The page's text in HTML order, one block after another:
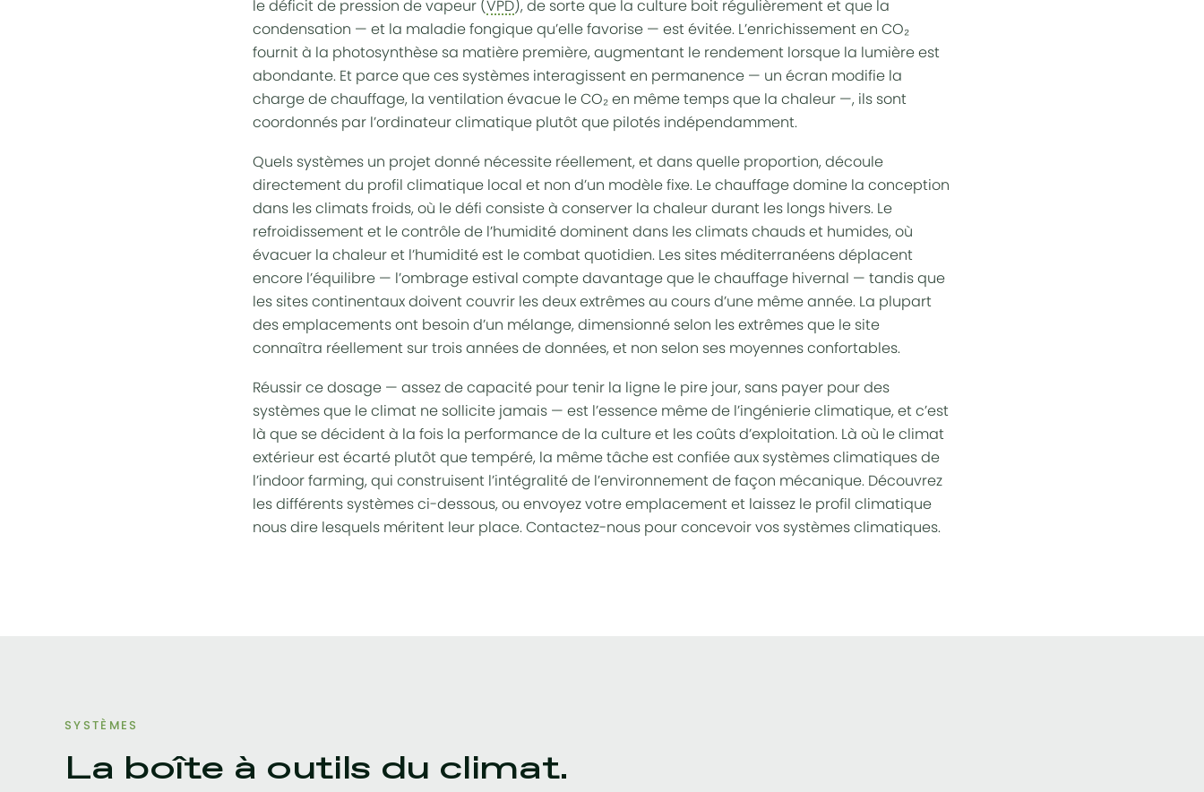
le déficit de pression de vapeur (VPD), de sorte que la culture boit régulièrement et que la
condensation — et la maladie fongique qu’elle favorise — est évitée. L’enrichissement en CO₂
fournit à la photosynthèse sa matière première, augmentant le rendement lorsque la lumière est
abondante. Et parce que ces systèmes interagissent en permanence — un écran modifie la
charge de chauffage, la ventilation évacue le CO₂ en même temps que la chaleur —, ils sont
coordonnés par l’ordinateur climatique plutôt que pilotés indépendamment.
Quels systèmes un projet donné nécessite réellement, et dans quelle proportion, découle
directement du profil climatique local et non d’un modèle fixe. Le chauffage domine la conception
dans les climats froids, où le défi consiste à conserver la chaleur durant les longs hivers. Le
refroidissement et le contrôle de l’humidité dominent dans les climats chauds et humides, où
évacuer la chaleur et l’humidité est le combat quotidien. Les sites méditerranéens déplacent
encore l’équilibre — l’ombrage estival compte davantage que le chauffage hivernal — tandis que
les sites continentaux doivent couvrir les deux extrêmes au cours d’une même année. La plupart
des emplacements ont besoin d’un mélange, dimensionné selon les extrêmes que le site
connaîtra réellement sur trois années de données, et non selon ses moyennes confortables.
Réussir ce dosage — assez de capacité pour tenir la ligne le pire jour, sans payer pour des
systèmes que le climat ne sollicite jamais — est l’essence même de l’ingénierie climatique, et c’est
là que se décident à la fois la performance de la culture et les coûts d’exploitation. Là où le climat
extérieur est écarté plutôt que tempéré, la même tâche est confiée aux systèmes climatiques de
l’indoor farming, qui construisent l’intégralité de l’environnement de façon mécanique. Découvrez
les différents systèmes ci-dessous, ou envoyez votre emplacement et laissez le profil climatique
nous dire lesquels méritent leur place. Contactez-nous pour concevoir vos systèmes climatiques.
SYSTÈMES
La boîte à outils du climat.